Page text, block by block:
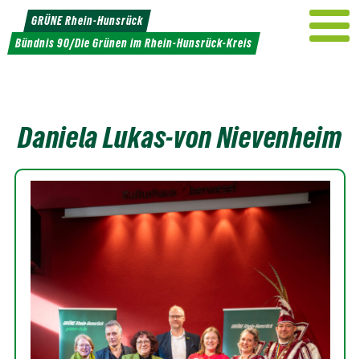
Weiter
zum
Inhalt
GRÜNE Rhein-Hunsrück
Bündnis 90/Die Grünen im Rhein-Hunsrück-Kreis
Daniela Lukas-von Nievenheim